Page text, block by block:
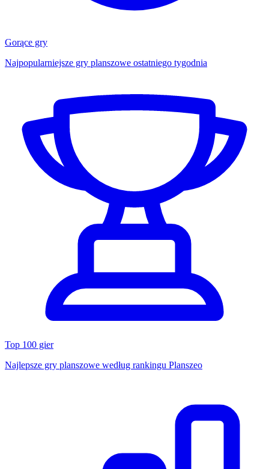
Gorące gry
Najpopularniejsze gry planszowe ostatniego tygodnia
Top 100 gier
Najlepsze gry planszowe według rankingu Planszeo